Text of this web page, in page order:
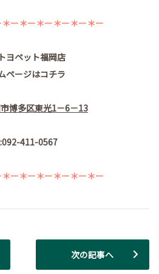
ー＊ー＊ー＊ー＊ー＊ー
ヨペット福岡店
ページはコチラ
博多区東光1－6－13
411-0567
＊ー＊ー＊ー＊ー＊ー＊ー
次の記事へ